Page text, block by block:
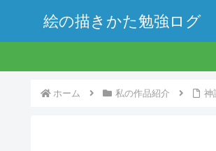
絵の描きかた勉強ログ
ホーム 私の作品紹介 神